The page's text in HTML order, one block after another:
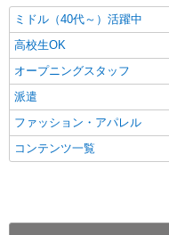
ミドル（40代～）活躍中
高校生OK
オープニングスタッフ
派遣
ファッション・アパレル
コンテンツ一覧